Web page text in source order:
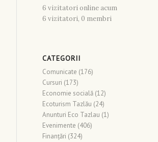
6 vizitatori online acum
6 vizitatori, 0 membri
CATEGORII
Comunicate (176)
Cursuri (173)
Economie socială (12)
Ecoturism Tazlău (24)
Anunturi Eco Tazlau (1)
Evenimente (406)
Finanţări (324)